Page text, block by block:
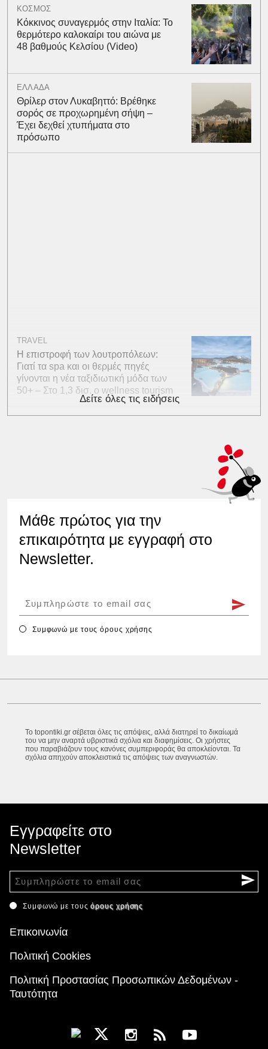
ΚΟΣΜΟΣ
Κόκκινος συναγερμός στην Ιταλία: Το
θερμότερο καλοκαίρι του αιώνα με
48 βαθμούς Κελσίου (Video)
ΕΛΛΑΔΑ
Θρίλερ στον Λυκαβηττό: Βρέθηκε
σορός σε προχωρημένη σήψη –
Έχει δεχθεί χτυπήματα στο
πρόσωπο
TRAVEL
Η επιστροφή των λουτροπόλεων:
Γιατί τα spa και οι θερμές πηγές
γίνονται η νέα ταξιδιωτική μόδα των
50+ – Στο 1,3 δισ. ο wellness tourism
Δείτε όλες τις ειδήσεις
Μάθε πρώτος για την
επικαιρότητα με εγγραφή στο
Newsletter.
Συμφωνώ με τουςόρους χρήσης
Το topontiki.gr σέβεται όλες τις απόψεις, αλλά διατηρεί το δικαίωμά
του να μην αναρτά υβριστικά σχόλια και διαφημίσεις. Οι χρήστες
που παραβιάζουν τους κανόνες συμπεριφοράς θα αποκλείονται. Τα
σχόλια απηχούν αποκλειστικά τις απόψεις των αναγνωστών.
Εγγραφείτε στο
Newsletter
Συμφωνώ με τουςόρους χρήσης
Επικοινωνία
Πολιτική Cookies
Πολιτική Προστασίας Προσωπικών Δεδομένων -
Ταυτότητα